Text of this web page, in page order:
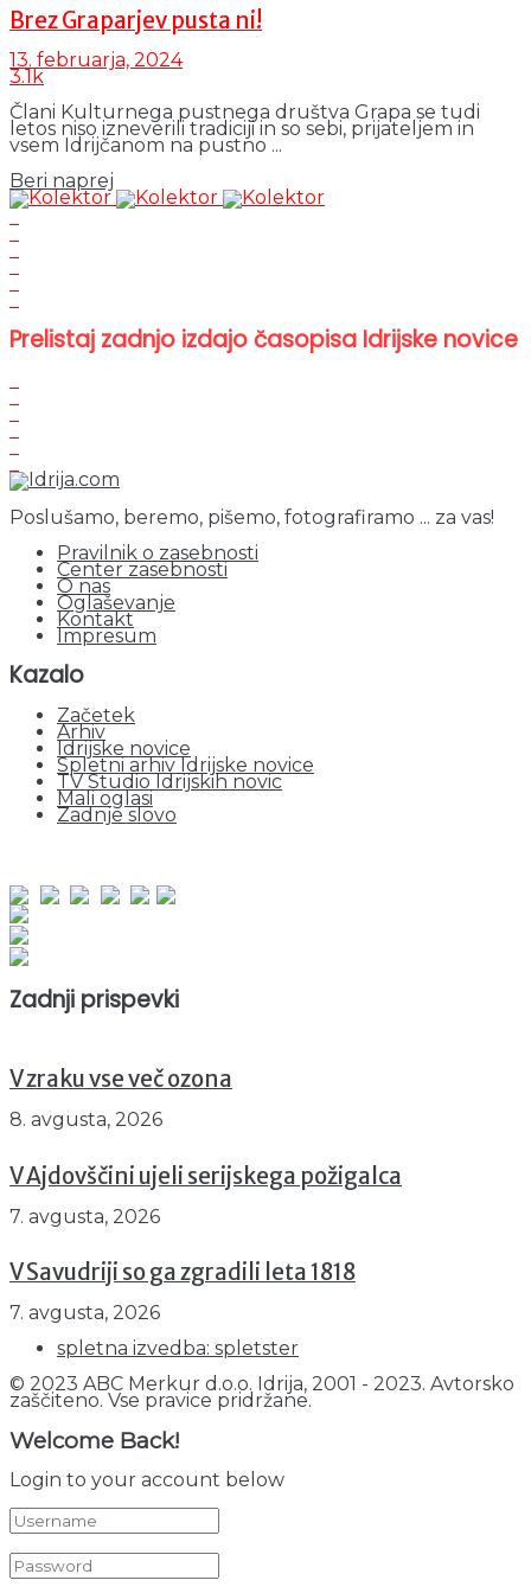
Brez Graparjev pusta ni!
13. februarja, 2024
3.1k
Člani Kulturnega pustnega društva Grapa se tudi
letos niso izneverili tradiciji in so sebi, prijateljem in
vsem Idrijčanom na pustno ...
Beri naprej
Prelistaj zadnjo izdajo časopisa Idrijske novice
Poslušamo, beremo, pišemo, fotografiramo ... za vas!
Pravilnik o zasebnosti
Center zasebnosti
O nas
Oglaševanje
Kontakt
Impresum
Kazalo
Začetek
Arhiv
Idrijske novice
Spletni arhiv Idrijske novice
TV Studio Idrijskih novic
Mali oglasi
Zadnje slovo
Zadnji prispevki
V zraku vse več ozona
8. avgusta, 2026
V Ajdovščini ujeli serijskega požigalca
7. avgusta, 2026
V Savudriji so ga zgradili leta 1818
7. avgusta, 2026
spletna izvedba: spletster
© 2023 ABC Merkur d.o.o. Idrija, 2001 - 2023. Avtorsko
zaščiteno. Vse pravice pridržane.
Welcome Back!
Login to your account below